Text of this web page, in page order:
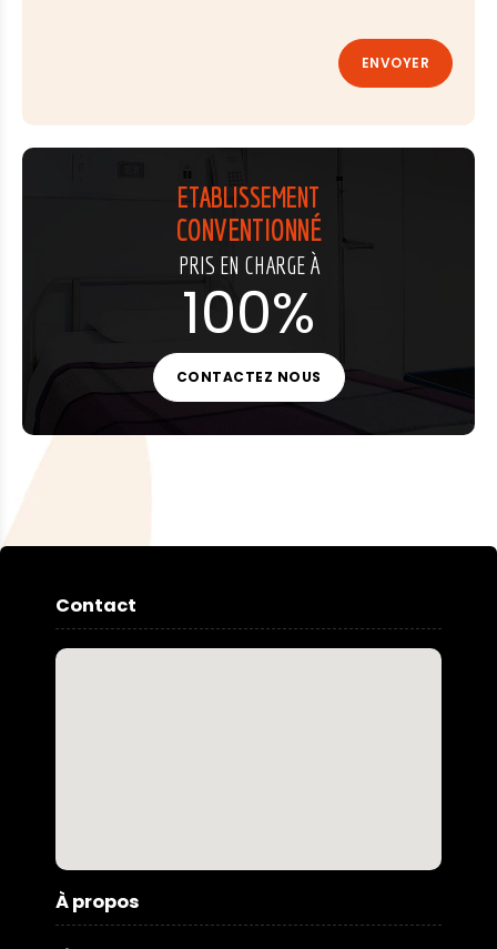
ETABLISSEMENT
CONVENTIONNÉ
PRIS EN CHARGE À
100%
CONTACTEZ NOUS
Contact
À propos